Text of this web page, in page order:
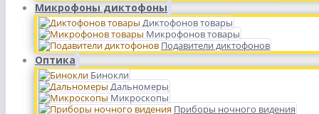
Микрофоны диктофоны
Диктофонов товары
Микрофонов товары
Подавители диктофонов
Оптика
Бинокли
Дальномеры
Микроскопы
Приборы ночного видения